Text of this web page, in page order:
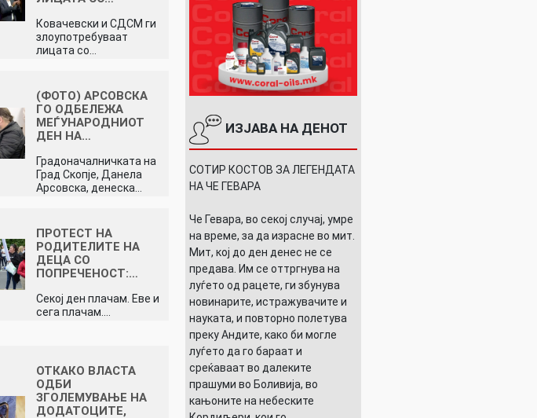
Ковачевски и СДСМ ги
злоупотребуваат
лицата со…
(ФОТО) АРСОВСКА
ГО ОДБЕЛЕЖА
МЕЃУНАРОДНИОТ
ДЕН НА…
Градоначалничката на
Град Скопје, Данела
Арсовска, денеска…
ПРОТЕСТ НА
РОДИТЕЛИТЕ НА
ДЕЦА СО
ПОПРЕЧЕНОСТ:…
Секој ден плачам. Еве и
сега плачам.…
ОТКАКО ВЛАСТА
ОДБИ
ЗГОЛЕМУВАЊЕ НА
ДОДАТОЦИТЕ,
ИЗЈАВА НА ДЕНОТ
СОТИР КОСТОВ ЗА ЛЕГЕНДАТА
НА ЧЕ ГЕВАРА
Че Гевара, во секој случај, умре
на време, за да израсне во мит.
Мит, кој до ден денес не се
предава. Им се оттргнува на
луѓето од рацете, ги збунува
новинарите, истражувачите и
науката, и повторно полетува
преку Андите, како би могле
луѓето да го бараат и
среќаваат во далеките
прашуми во Боливија, во
кањоните на небеските